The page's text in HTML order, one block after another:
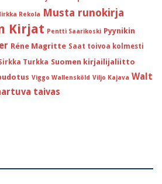
Rekola Musta runokirja
Kirjat Pentti Saarikoski Pyynikin
Réne Magritte Saat toivoa kolmesti
Turkka Suomen kirjailijaliitto
Viggo Wallensköld Viljo Kajava Walt
taivas